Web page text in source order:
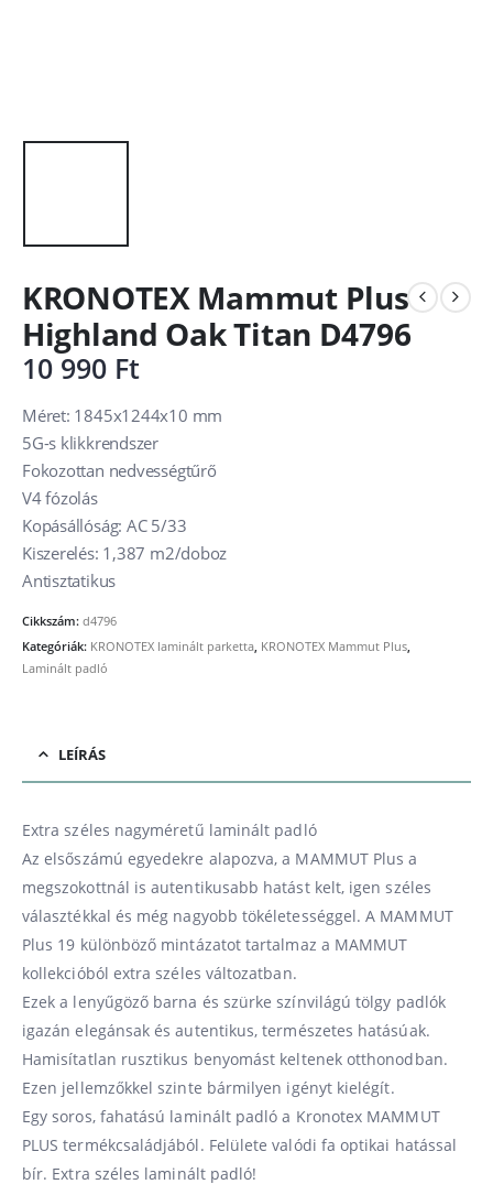
KRONOTEX Mammut Plus
Highland Oak Titan D4796
10 990 Ft
Méret: 1845x1244x10 mm
5G-s klikkrendszer
Fokozottan nedvességtűrő
V4 fózolás
Kopásállóság: AC 5/33
Kiszerelés: 1,387 m2/doboz
Antisztatikus
Cikkszám: d4796
Kategóriák: KRONOTEX laminált parketta, KRONOTEX Mammut Plus,
Laminált padló
LEÍRÁS
Extra széles nagyméretű laminált padló
Az elsőszámú egyedekre alapozva, a MAMMUT Plus a
megszokottnál is autentikusabb hatást kelt, igen széles
választékkal és még nagyobb tökéletességgel. A MAMMUT
Plus 19 különböző mintázatot tartalmaz a MAMMUT
kollekcióból extra széles változatban.
Ezek a lenyűgöző barna és szürke színvilágú tölgy padlók
igazán elegánsak és autentikus, természetes hatásúak.
Hamisítatlan rusztikus benyomást keltenek otthonodban.
Ezen jellemzőkkel szinte bármilyen igényt kielégít.
Egy soros, fahatású laminált padló a Kronotex MAMMUT
PLUS termékcsaládjából. Felülete valódi fa optikai hatással
bír. Extra széles laminált padló!